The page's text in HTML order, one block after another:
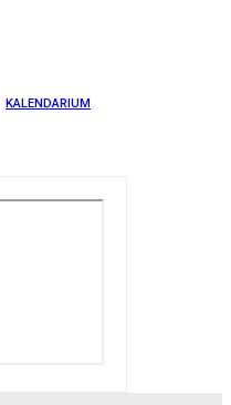
KALENDARIUM